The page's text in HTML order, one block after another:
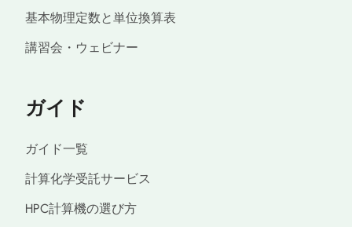
基本物理定数と単位換算表
講習会・ウェビナー
ガイド
ガイド一覧
計算化学受託サービス
HPC計算機の選び方